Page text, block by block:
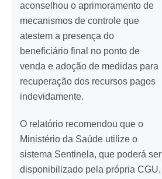
aconselhou o aprimoramento de
mecanismos de controle que
atestem a presença do
beneficiário final no ponto de
venda e adoção de medidas para
recuperação dos recursos pagos
indevidamente.
O relatório recomendou que o
Ministério da Saúde utilize o
sistema Sentinela, que poderá ser
disponibilizado pela própria CGU,